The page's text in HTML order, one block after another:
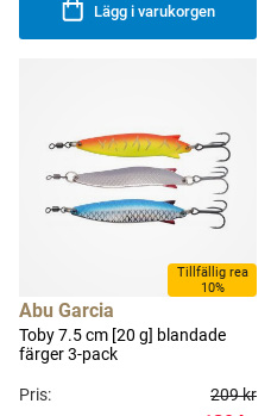
Lägg i varukorgen
Tillfällig rea
10%
Abu Garcia
Toby 7.5 cm [20 g] blandade
färger 3-pack
Pris:
209 kr